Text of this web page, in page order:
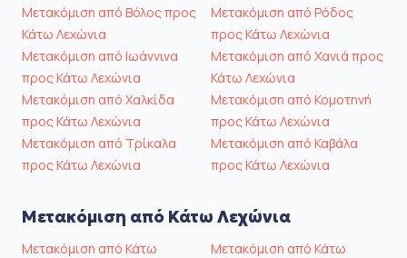
Μετακόμιση από Βόλος προς
Κάτω Λεχώνια
Μετακόμιση από Ιωάννινα
προς Κάτω Λεχώνια
Μετακόμιση από Χαλκίδα
προς Κάτω Λεχώνια
Μετακόμιση από Τρίκαλα
προς Κάτω Λεχώνια
Μετακόμιση από Ρόδος
προς Κάτω Λεχώνια
Μετακόμιση από Χανιά προς
Κάτω Λεχώνια
Μετακόμιση από Κομοτηνή
προς Κάτω Λεχώνια
Μετακόμιση από Καβάλα
προς Κάτω Λεχώνια
Μετακόμιση από Κάτω Λεχώνια
Μετακόμιση από Κάτω
Μετακόμιση από Κάτω